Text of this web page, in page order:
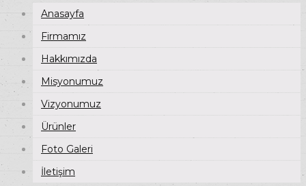
Anasayfa
Firmamız
Hakkımızda
Misyonumuz
Vizyonumuz
Ürünler
Foto Galeri
İletişim